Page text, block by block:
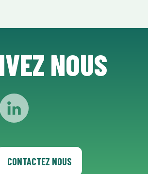
NOUS
CONTACTEZ NOUS